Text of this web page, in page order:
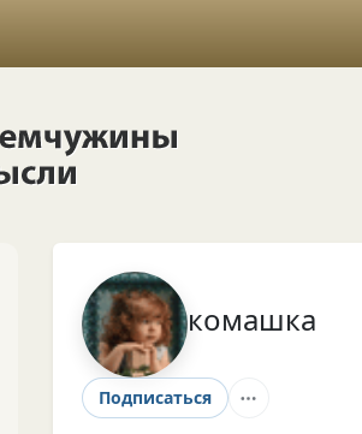
комашка
Подписаться